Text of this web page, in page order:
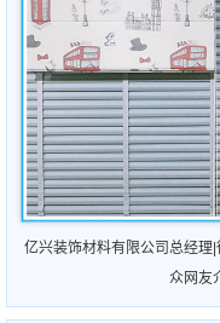
亿兴装饰材料有限公司总经理
众网友